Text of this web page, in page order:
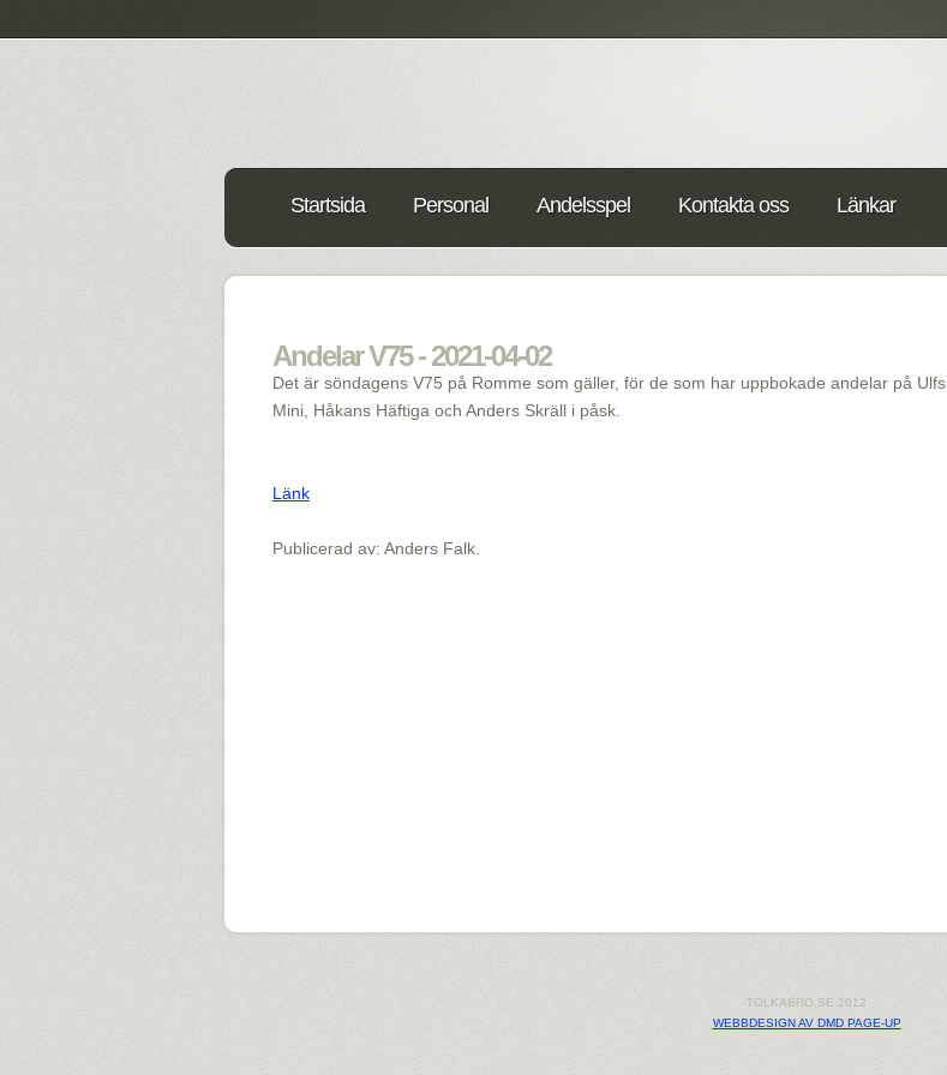
Startsida Personal Andelsspel Kontakta oss Länkar
Andelar V75 - 2021-04-02
Det är söndagens V75 på Romme som gäller, för de som har uppbokade andelar på Ulfs
Mini, Håkans Häftiga och Anders Skräll i påsk.
Länk
Publicerad av: Anders Falk.
TOLKABRO.SE 2012
WEBBDESIGN AV DMD PAGE-UP